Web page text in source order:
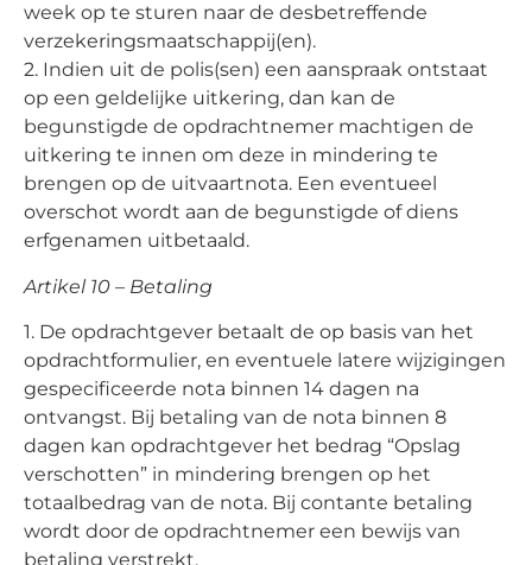
week op te sturen naar de desbetreffende
verzekeringsmaatschappij(en).
2. Indien uit de polis(sen) een aanspraak ontstaat
op een geldelijke uitkering, dan kan de
begunstigde de opdrachtnemer machtigen de
uitkering te innen om deze in mindering te
brengen op de uitvaartnota. Een eventueel
overschot wordt aan de begunstigde of diens
erfgenamen uitbetaald.
Artikel 10 – Betaling
1. De opdrachtgever betaalt de op basis van het
opdrachtformulier, en eventuele latere wijzigingen
gespecificeerde nota binnen 14 dagen na
ontvangst. Bij betaling van de nota binnen 8
dagen kan opdrachtgever het bedrag “Opslag
verschotten” in mindering brengen op het
totaalbedrag van de nota. Bij contante betaling
wordt door de opdrachtnemer een bewijs van
betaling verstrekt.